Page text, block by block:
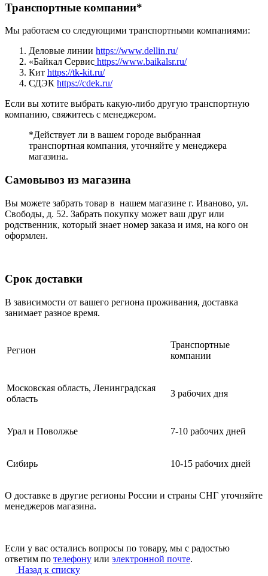
Транспортные компании*
Мы работаем со следующими транспортными компаниями:
Деловые линии https://www.dellin.ru/
«Байкал Сервис https://www.baikalsr.ru/
Кит https://tk-kit.ru/
СДЭК https://cdek.ru/
Если вы хотите выбрать какую-либо другую транспортную
компанию, свяжитесь с менеджером.
*Действует ли в вашем городе выбранная
транспортная компания, уточняйте у менеджера
магазина.
Самовывоз из магазина
Вы можете забрать товар в нашем магазине г. Иваново, ул.
Свободы, д. 52. Забрать покупку может ваш друг или
родственник, который знает номер заказа и имя, на кого он
оформлен.
Срок доставки
В зависимости от вашего региона проживания, доставка
занимает разное время.
Регион
Транспортные
компании
Московская область, Ленинградская
область
3 рабочих дня
Урал и Поволжье 7-10 рабочих дней
Сибирь 10-15 рабочих дней
О доставке в другие регионы России и страны СНГ уточняйте
менеджеров магазина.
Если у вас остались вопросы по товару, мы с радостью
ответим по телефону или электронной почте.
Назад к списку